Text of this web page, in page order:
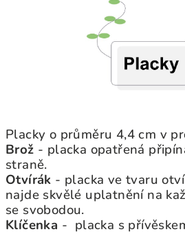
Placky o průměru 4,4 cm v
Brož - placka opatřená
straně.
Otvírák - placka ve tvaru
najde skvělé uplatnění na
se svobodou.
Klíčenka - placka s